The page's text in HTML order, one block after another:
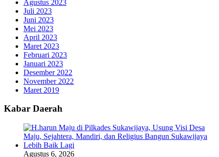
Agustus 2023
Juli 2023
Juni 2023
Mei 2023
April 2023
Maret 2023
Februari 2023
Januari 2023
Desember 2022
November 2022
Maret 2019
Kabar Daerah
Agustus 6, 2026